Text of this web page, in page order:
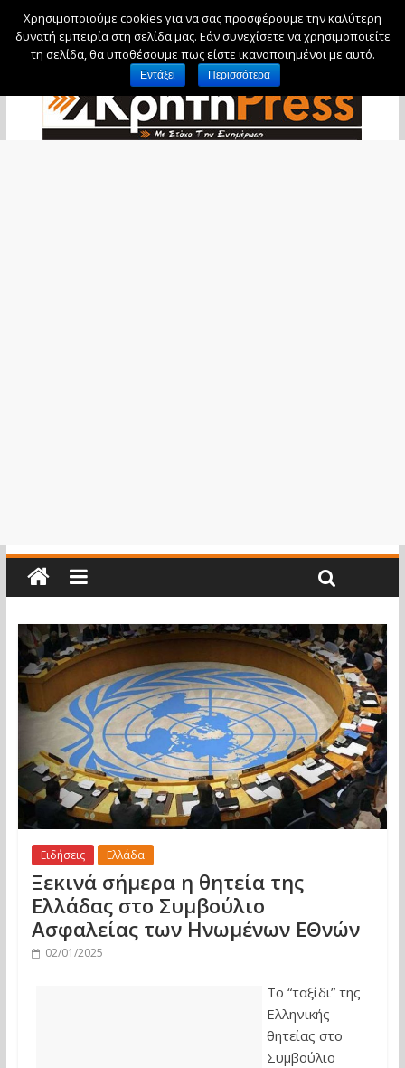
Σάββατο, 8 Αυγούστου, 2026
Ειδήσεις Ελλάδα
Ξεκινά σήμερα η θητεία της
Ελλάδας στο Συμβούλιο
Ασφαλείας των Ηνωμένων ΕΘνών
02/01/2025
Το “ταξίδι” της
Ελληνικής
θητείας στο
Συμβούλιο
Χρησιμοποιούμε cookies για να σας προσφέρουμε την καλύτερη
δυνατή εμπειρία στη σελίδα μας. Εάν συνεχίσετε να χρησιμοποιείτε
τη σελίδα, θα υποθέσουμε πως είστε ικανοποιημένοι με αυτό.
Εντάξει Περισσότερα